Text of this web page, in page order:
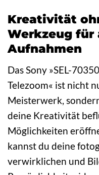
Kreativität
Werkzeug für
Aufnahmen
Das Sony »SEL-
Telezoom« ist nicht
Meisterwerk,
deine Kreativität
Möglichkeiten
kannst du deine
verwirklichen und